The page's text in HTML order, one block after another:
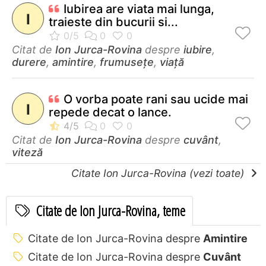
I
Iubirea are viata mai lunga,
traieste din bucurii si...
Citat de Ion Jurca-Rovina despre iubire,
durere, amintire, frumusețe, viață
I
O vorba poate rani sau ucide mai
repede decat o lance.
Citat de Ion Jurca-Rovina despre cuvânt,
viteză
Citate Ion Jurca-Rovina (vezi toate)
Citate de Ion Jurca-Rovina, teme
Citate de Ion Jurca-Rovina despre Amintire
Citate de Ion Jurca-Rovina despre Cuvânt